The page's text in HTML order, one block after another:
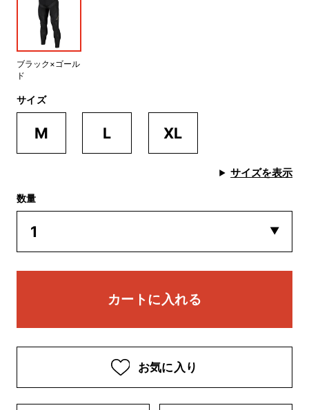
ブラック×ゴール
ド
サイズ
M L XL
サイズを表示
数量
お気に入り